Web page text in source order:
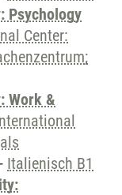
Psychology
Center:
Work &
- Italienisch B1